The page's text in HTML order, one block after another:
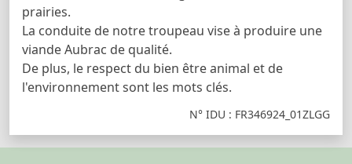
prairies.
La conduite de notre troupeau vise à produire une
viande Aubrac de qualité.
De plus, le respect du bien être animal et de
l'environnement sont les mots clés.
N° IDU : FR346924_01ZLGG